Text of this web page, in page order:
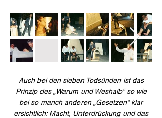
Auch bei den sieben Todsünden ist das
Prinzip des „Warum und Weshalb“ so wie
bei so manch anderen „Gesetzen“ klar
ersichtlich: Macht, Unterdrückung und das